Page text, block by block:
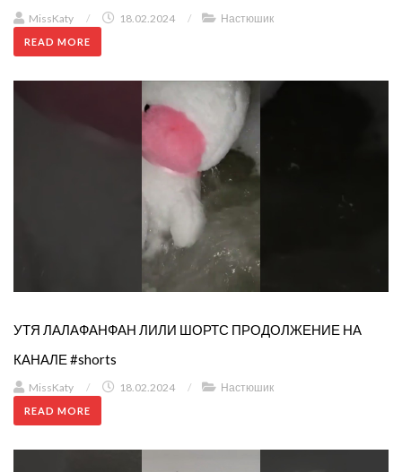
MissKaty / 18.02.2024 / Настюшик
READ MORE
УТЯ ЛАЛАФАНФАН ЛИЛИ ШОРТС ПРОДОЛЖЕНИЕ НА
КАНАЛЕ #shorts
MissKaty / 18.02.2024 / Настюшик
READ MORE